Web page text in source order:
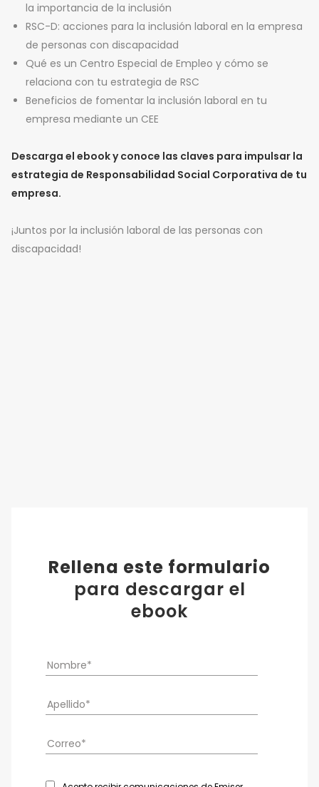
la importancia de la inclusión
RSC-D: acciones para la inclusión laboral en la empresa
de personas con discapacidad
Qué es un Centro Especial de Empleo y cómo se
relaciona con tu estrategia de RSC
Beneficios de fomentar la inclusión laboral en tu
empresa mediante un CEE
Descarga el ebook y conoce las claves para impulsar la
estrategia de Responsabilidad Social Corporativa de tu
empresa.
¡Juntos por la inclusión laboral de las personas con
discapacidad!
Rellena este formulario
para descargar el
ebook